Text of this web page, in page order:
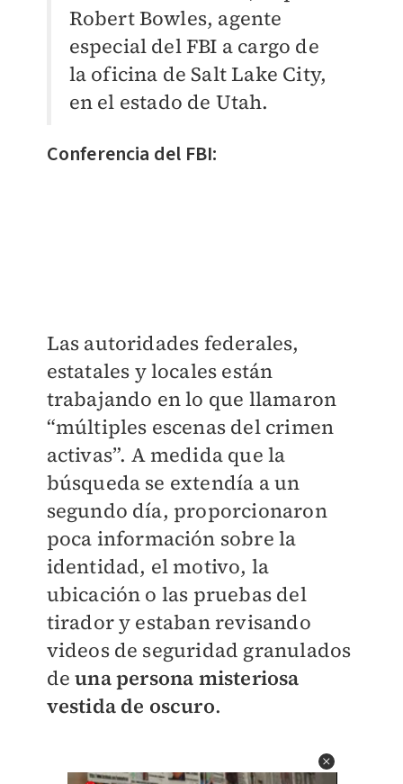
Robert Bowles, agente
especial del FBI a cargo de
la oficina de Salt Lake City,
en el estado de Utah.
Conferencia del FBI:
Las autoridades federales,
estatales y locales están
trabajando en lo que llamaron
“múltiples escenas del crimen
activas”. A medida que la
búsqueda se extendía a un
segundo día, proporcionaron
poca información sobre la
identidad, el motivo, la
ubicación o las pruebas del
tirador y estaban revisando
videos de seguridad granulados
deuna persona misteriosa
vestida de oscuro.